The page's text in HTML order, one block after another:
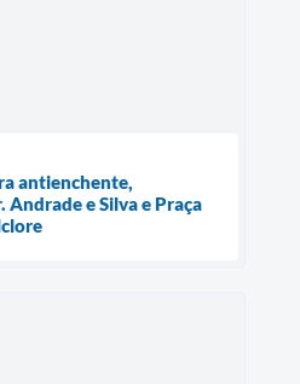
antienchente,
Andrade e Silva e Praça